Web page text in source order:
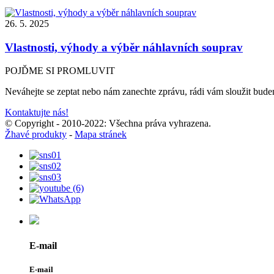
26. 5. 2025
Vlastnosti, výhody a výběr náhlavních souprav
POJĎME SI PROMLUVIT
Neváhejte se zeptat nebo nám zanechte zprávu, rádi vám sloužit
Kontaktujte nás!
© Copyright - 2010-2022: Všechna práva vyhrazena.
Žhavé produkty - Mapa stránek
E-mail
E-mail